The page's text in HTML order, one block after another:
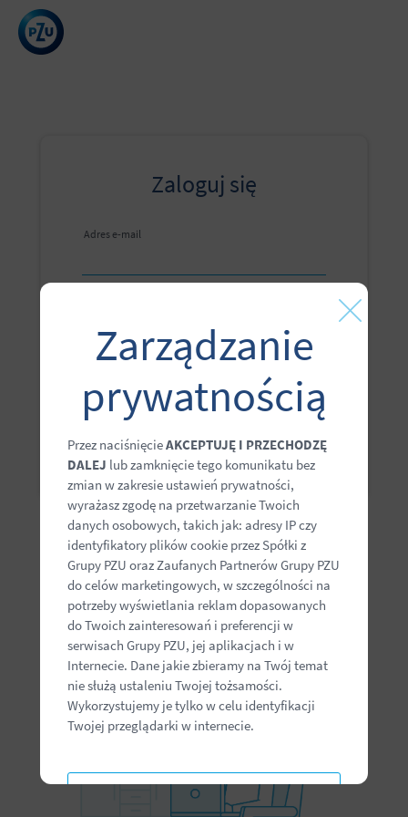
Zaloguj się
Adres e-mail
Nie pamiętam hasła
Jesteś we właściwym miejscu
Zaloguj się, by móc korzystać ze swoich benefitów!
Zarządzanie
prywatnością
Przez naciśnięcieAKCEPTUJĘ I PRZECHODZĘ
DALEJ lub zamknięcie tego komunikatu bez
zmian w zakresie ustawień prywatności,
wyrażasz zgodę na przetwarzanie Twoich
danych osobowych, takich jak: adresy IP czy
identyfikatory plików cookie przez Spółki z
Grupy PZU oraz Zaufanych Partnerów Grupy PZU
do celów marketingowych, w szczególności na
potrzeby wyświetlania reklam dopasowanych
do Twoich zainteresowań i preferencji w
serwisach Grupy PZU, jej aplikacjach i w
Internecie. Dane jakie zbieramy na Twój temat
nie służą ustaleniu Twojej tożsamości.
Wykorzystujemy je tylko w celu identyfikacji
Twojej przeglądarki w internecie.
każdej chwili wycofać w USTAWIENIACH
USTAWIENIA ZAAWANSOWANE